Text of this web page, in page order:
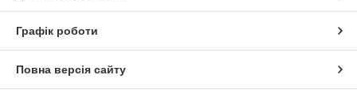
Графік роботи
Повна версія сайту